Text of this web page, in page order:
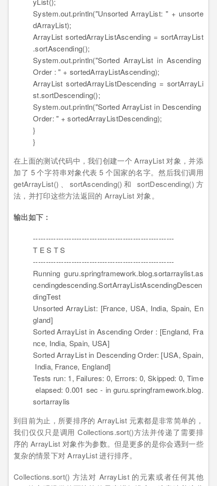
System.out.println("Unsorted ArrayList: " + unsorte
dArrayList);
ArrayList sortedArrayListAscending = sortArrayList
.sortAscending();
System.out.println("Sorted ArrayList in Ascending
Order : " + sortedArrayListAscending);
ArrayList sortedArrayListDescending = sortArrayLi
st.sortDescending();
System.out.println("Sorted ArrayList in Descending
Order: " + sortedArrayListDescending);
}
}
在上面的测试代码中，我们创建一个 ArrayList 对象，并添
加了 5 个字符串对象代表 5 个国家的名字。然后我们调用
getArrayList()、sortAscending()和 sortDescending()方
法，并打印这些方法返回的 ArrayList 对象。
输出如下：
-------------------------------------------------------
T E S T S
-------------------------------------------------------
Running guru.springframework.blog.sortarraylist.as
cendingdescending.SortArrayListAscendingDescen
dingTest
Unsorted ArrayList: [France, USA, India, Spain, En
gland]
Sorted ArrayList in Ascending Order : [England, Fra
nce, India, Spain, USA]
Sorted ArrayList in Descending Order: [USA, Spain,
India, France, England]
Tests run: 1, Failures: 0, Errors:0, Skipped: 0, Time
elapsed:0.001 sec - in guru.springframework.blog.
sortarraylis
到目前为止，所要排序的 ArrayList 元素都是非常简单的，
我们仅仅只是调用 Collections.sort()方法并传递了需要排
序的 ArrayList 对象作为参数。但是更多的是你会遇到一些
复杂的情景下对 ArrayList 进行排序。
Collections.sort() 方法对 ArrayList 的元素或者任何其他